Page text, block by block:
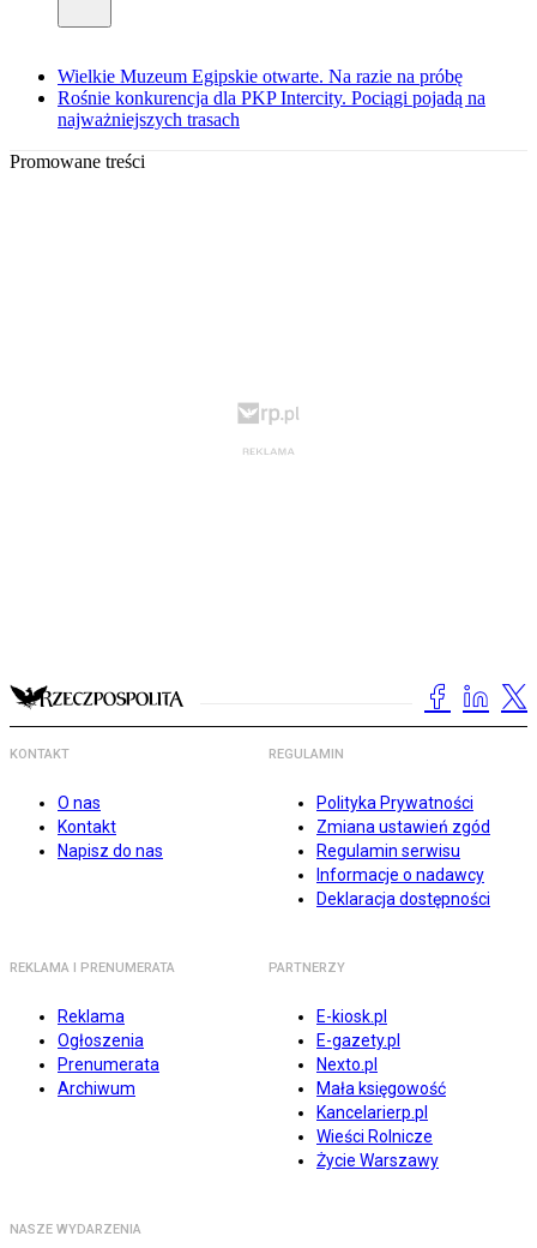
Wielkie Muzeum Egipskie otwarte. Na razie na próbę
Rośnie konkurencja dla PKP Intercity. Pociągi pojadą na
najważniejszych trasach
Promowane treści
KONTAKT
O nas
Kontakt
Napisz do nas
REGULAMIN
Polityka Prywatności
Zmiana ustawień zgód
Regulamin serwisu
Informacje o nadawcy
Deklaracja dostępności
REKLAMA I PRENUMERATA
Reklama
Ogłoszenia
Prenumerata
Archiwum
PARTNERZY
E-kiosk.pl
E-gazety.pl
Nexto.pl
Mała księgowość
Kancelarierp.pl
Wieści Rolnicze
Życie Warszawy
NASZE WYDARZENIA